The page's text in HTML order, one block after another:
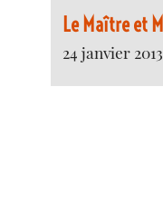
Le Maître et
24 janvier